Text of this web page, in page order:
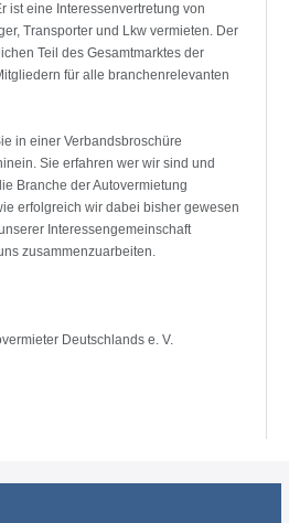
ist eine Interessenvertretung von
Transporter und Lkw vermieten. Der
Teil des Gesamtmarktes der
für alle branchenrelevanten
in einer Verbandsbroschüre
Sie erfahren wer wir sind und
Branche der Autovermietung
erfolgreich wir dabei bisher gewesen
Interessengemeinschaft
zusammenzuarbeiten.
Deutschlands e. V.